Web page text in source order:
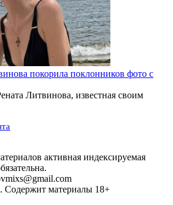
покорила поклонников фото с
Литвинова, известная своим
активная индексируемая
Содержит материалы 18+